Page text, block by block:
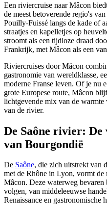
Een riviercruise naar Mâcon
de meest betoverende regio's
Pouilly-Fuissé langs de kade of
straatjes en kapelletjes op
stroomt als een tijdloze draad
Frankrijk, met Mâcon als een
Riviercruises door Mâcon
gastronomie van wereldklasse,
moderne Franse leven. Of je nu
grote Europese route, Mâcon
lichtgevende mix van de
van de rivier.
De Saône rivier: De
van Bourgondië
De Saône, die zich uitstrekt van
met de Rhône in Lyon, vormt
Mâcon. Deze waterweg bevaren
volgen, van middeleeuwse
Renaissance en gastronomische